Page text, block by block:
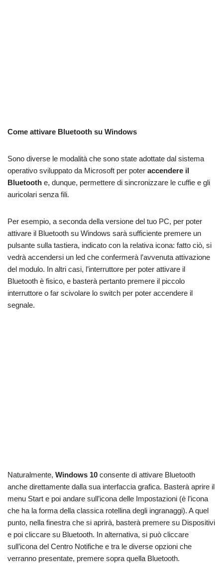
Come attivare Bluetooth su Windows
Sono diverse le modalità che sono state adottate dal sistema
operativo sviluppato da Microsoft per poter accendere il
Bluetooth e, dunque, permettere di sincronizzare le cuffie e gli
auricolari senza fili.
Per esempio, a seconda della versione del tuo PC, per poter
attivare il Bluetooth su Windows sarà sufficiente premere un
pulsante sulla tastiera, indicato con la relativa icona: fatto ciò, si
vedrà accendersi un led che confermerà l’avvenuta attivazione
del modulo. In altri casi, l’interruttore per poter attivare il
Bluetooth è fisico, e basterà pertanto premere il piccolo
interruttore o far scivolare lo switch per poter accendere il
segnale.
Naturalmente, Windows 10 consente di attivare Bluetooth
anche direttamente dalla sua interfaccia grafica. Basterà aprire il
menu Start e poi andare sull’icona delle Impostazioni (è l’icona
che ha la forma della classica rotellina degli ingranaggi). A quel
punto, nella finestra che si aprirà, basterà premere su Dispositivi
e poi cliccare su Bluetooth. In alternativa, si può cliccare
sull’icona del Centro Notifiche e tra le diverse opzioni che
verranno presentate, premere sopra quella Bluetooth.